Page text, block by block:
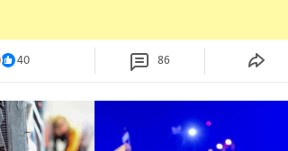
40 86